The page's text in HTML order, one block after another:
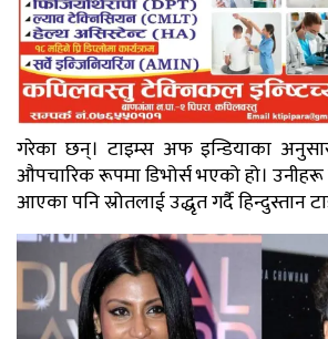
गरेका छन्। टाइम्स अफ इन्डियाका
औपचारिक रूपमा डिभोर्स भएको हो।
आएका पनि स्रोतलाई उद्धृत गर्दै